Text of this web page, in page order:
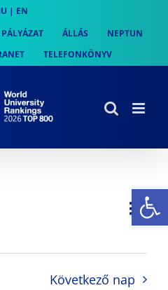
| EN
PÁLYÁZAT ÁLLÁS
NEPTUN
TELEFONKÖNYV
Nap
Következő nap